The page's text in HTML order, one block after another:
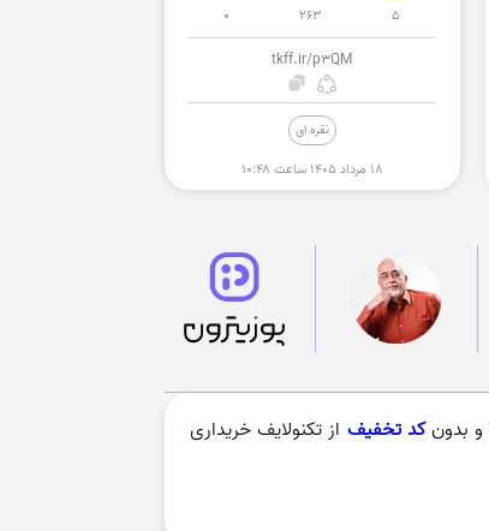
0 263 5
tkff.ir/p3QM
نقره ای
۱۸ مرداد ۱۴۰۵ ساعت ۱۰:۴۸
و بدون کد تخفیف از تکنولایف خریداری